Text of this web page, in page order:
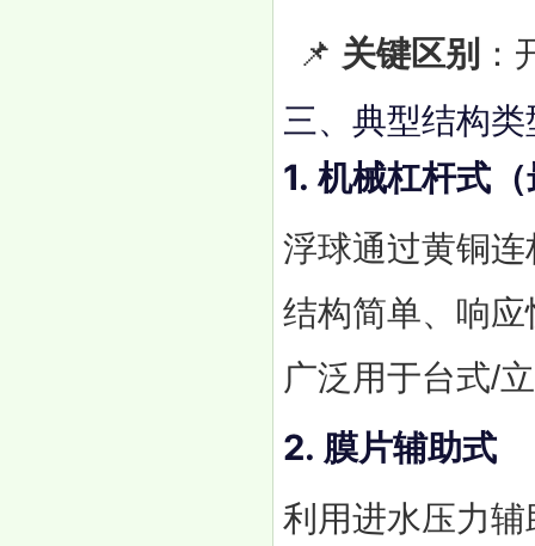
📌 关键区别
三、典型结构类
1.机械杠杆式
浮球通过黄铜
结构简单、响应
广泛用于台式/
2. 膜片辅助式
利用进水压力